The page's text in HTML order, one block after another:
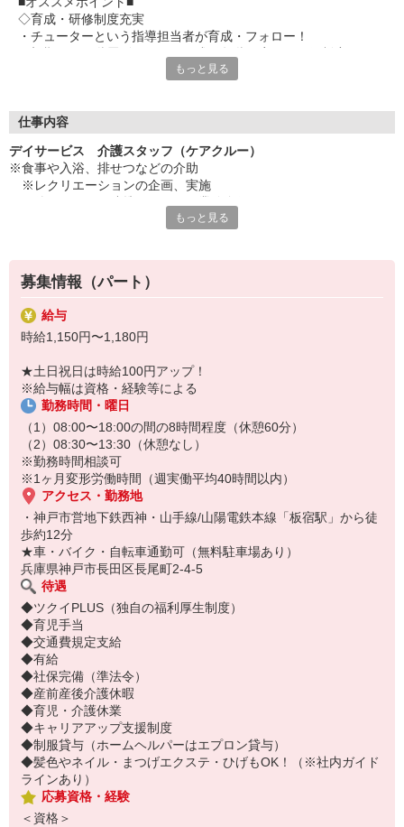
◇育成・研修制度充実
・チューターという指導担当者が育成・フォロー！
・キャリアアップ支援制度を活用して働きながら資格取得が可能
・ツクイ独自の福祉厚生制度でプライベートも充実
・子育て支援の福利厚生制度あり！子育てと仕事の両立を応援◎
・スタッフ何でも相談窓口やライフキャリア相談など、各相談窓
口あり
◇頑張った分、スタッフに還元！
・パートは特別手当の支給あり
もっと見る
仕事内容
デイサービス 介護スタッフ（ケアクルー）
※食事や入浴、排せつなどの介助
※レクリエーションの企画、実施
★＼サービス・職種の魅力／
「今私たちに求められていることは何だろう」「どんな工夫をした
ら喜んでいただけるだろう」他職種で連携しながら創意工夫し支援
していきます。感謝の言葉を直接いただけたり、信頼関係を築いて
いくことができます。日勤のみで働け介護度も比較的高くないた
もっと見る
募集情報（パート）
給与
時給1,150円〜1,180円
★土日祝日は時給100円アップ！
※給与幅は資格・経験等による
勤務時間・曜日
（1）08:00〜18:00の間の8時間程度（休憩60分）
（2）08:30〜13:30（休憩なし）
※勤務時間相談可
※1ヶ月変形労働時間（週実働平均40時間以内）
アクセス・勤務地
・神戸市営地下鉄西神・山手線/山陽電鉄本線「板宿駅」から徒
歩約12分
★車・バイク・自転車通勤可（無料駐車場あり）
兵庫県神戸市長田区長尾町2-4-5
待遇
◆ツクイPLUS（独自の福利厚生制度）
◆育児手当
◆交通費規定支給
◆有給
◆社保完備（準法令）
◆産前産後介護休暇
◆育児・介護休業
◆キャリアアップ支援制度
◆制服貸与（ホームヘルパーはエプロン貸与）
◆髪色やネイル・まつげエクステ・ひげもOK！（※社内ガイド
ラインあり）
応募資格・経験
＜資格＞